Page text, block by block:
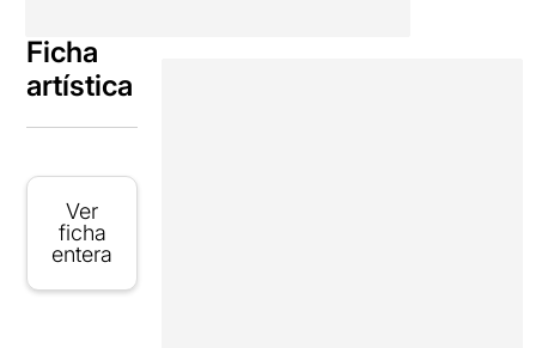
Ficha
artística
Ver
ficha
entera